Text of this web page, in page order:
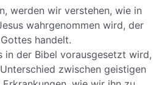
werden wir verstehen, wie in
wahrgenommen wird, der
handelt.
in der Bibel vorausgesetzt wird,
zwischen geistigen